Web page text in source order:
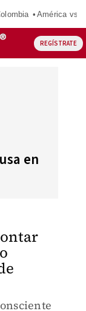
América vs
REGÍSTRATE
en